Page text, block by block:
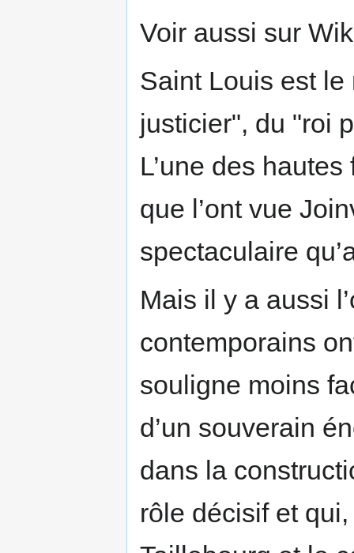
Voir aussi sur
Saint Louis est
justicier", du "roi
L’une des
que l’ont vue
spectaculaire
Mais il y a aussi
contemporains
souligne moins
d’un souverain
dans la
rôle décisif et qui,